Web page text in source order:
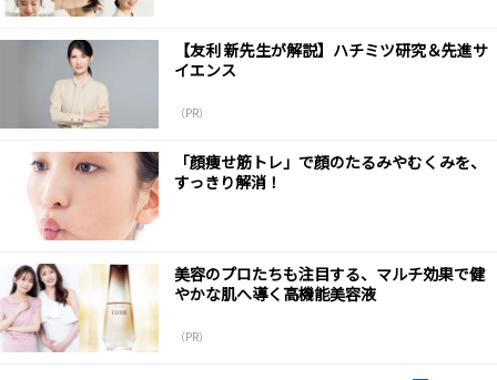
【友利 新先生が解説】ハチミツ研究＆先進サ
イエンス
（PR）
「顔痩せ筋トレ」で顔のたるみやむくみを、
すっきり解消！
美容のプロたちも注目する、マルチ効果で健
やかな肌へ導く高機能美容液
（PR）